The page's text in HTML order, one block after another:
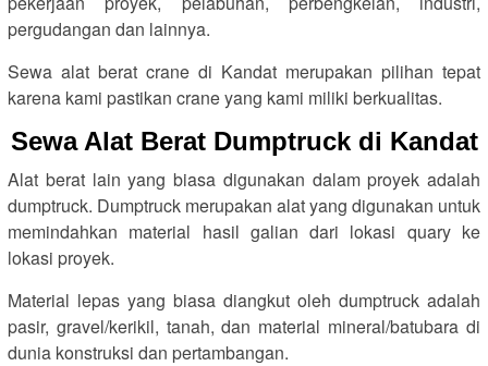
pergudangan dan lainnya.
Sewa alat berat crane di Kandat merupakan pilihan tepat
karena kami pastikan crane yang kami miliki berkualitas.
Sewa Alat Berat Dumptruck di Kandat
Alat berat lain yang biasa digunakan dalam proyek adalah
dumptruck. Dumptruck merupakan alat yang digunakan untuk
memindahkan material hasil galian dari lokasi quary ke
lokasi proyek.
Material lepas yang biasa diangkut oleh dumptruck adalah
pasir, gravel/kerikil, tanah, dan material mineral/batubara di
dunia konstruksi dan pertambangan.